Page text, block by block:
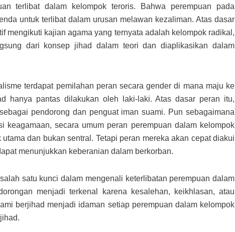
terlibat dalam kelompok teroris. Bahwa perempuan pada
untuk terlibat dalam urusan melawan kezaliman. Atas dasar
mengikuti kajian agama yang ternyata adalah kelompok radikal,
dari konsep jihad dalam teori dan diaplikasikan dalam
terdapat pemilahan peran secara gender di mana maju ke
hanya pantas dilakukan oleh laki-laki. Atas dasar peran itu,
pendorong dan penguat iman suami. Pun sebagaimana
keagamaan, secara umum peran perempuan dalam kelompok
dan bukan sentral. Tetapi peran mereka akan cepat diakui
menunjukkan keberanian dalam berkorban.
satu kunci dalam mengenali keterlibatan perempuan dalam
menjadi terkenal karena kesalehan, keikhlasan, atau
berjihad menjadi idaman setiap perempuan dalam kelompok